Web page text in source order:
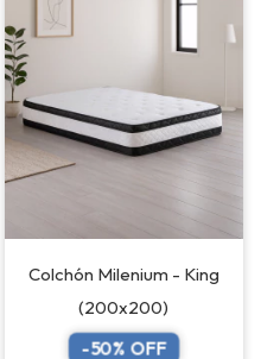
Colchón Milenium - King
(200x200)
-50% OFF